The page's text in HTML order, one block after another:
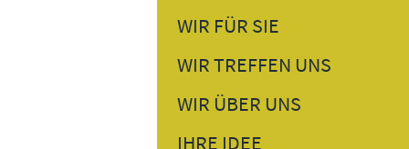
GOTTESDIENSTE
GEMEINDETERMINE
WIR FÜR SIE
PREDIGTEN NACHHÖREN
PERSÖNLICHES GESPRÄCH
WIR TREFFEN UNS
DONNERSTAGSTREFF
GESPRÄCH AM NACHMITTAG
WIR ÜBER UNS
UNSER PFARRER
IHRE IDEE